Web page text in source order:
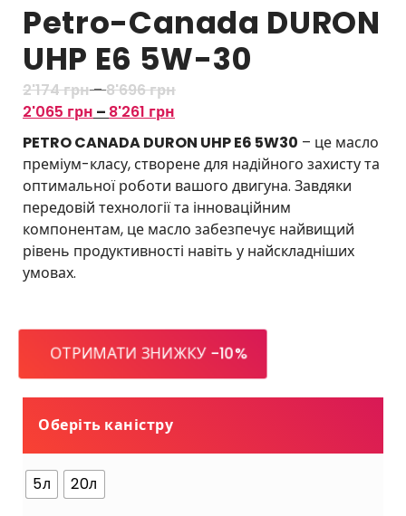
Petro-Canada DURON
UHP E6 5W-30
2'174грн–8'696грнД
а
п
а
з
о
н
ц
:
в
д
1
2'065 грн – 8'261 грн
а
п
а
з
о
н
н
:
і
'
PETRO CANADA DURON UHP E6 5W30 – це масло
преміум-класу, створене для надійного захисту та
оптимальної роботи вашого двигуна. Завдяки
передовій технології та інноваційним
компонентам, це масло забезпечує найвищий
рівень продуктивності навіть у найскладніших
умовах.
ОТРИМАТИ ЗНИЖКУ -10%
Оберіть каністру
5л 20л